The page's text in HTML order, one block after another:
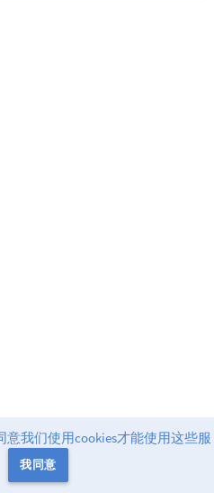
release-2.13.0
意我们使用cookies才能使用这些服
我同意